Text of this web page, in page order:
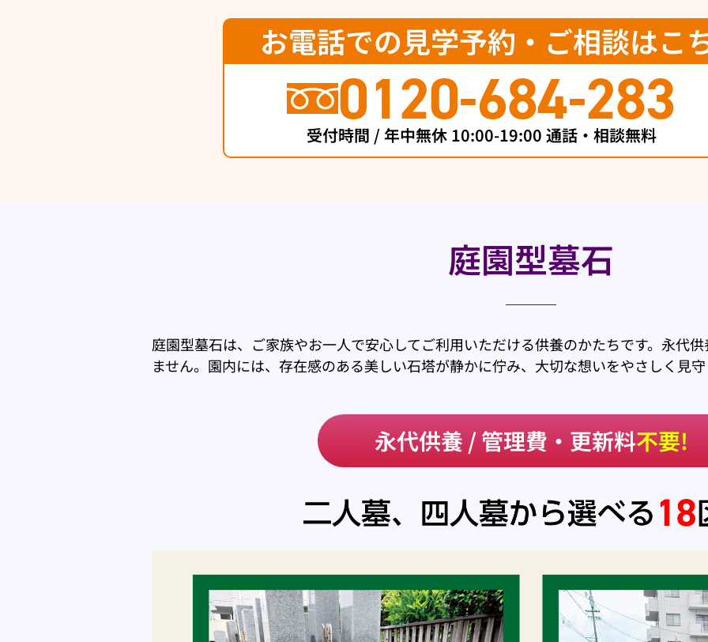
お電話での見学予約・ご相談はこ
0120-684-283
受付時間 / 年中無休 10:00-19:00 通話・相談無料
庭園型墓石
庭園型墓石は、ご家族やお一人で安心してご利用いただける供養のかたちです。永代
ません。園内には、存在感のある美しい石塔が静かに佇み、大切な想いをやさしく見
永代供養 / 管理費・更新料不要!